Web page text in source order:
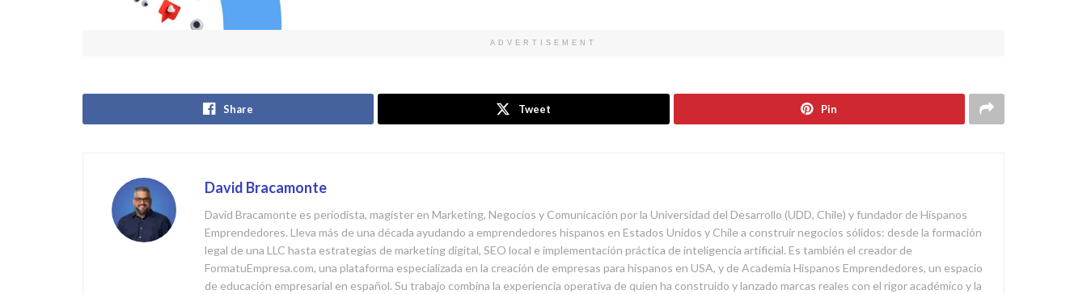
ADVERTISEMENT
Share Tweet Pin
David Bracamonte
David Bracamonte es periodista, magíster en Marketing, Negocios y Comunicación por la Universidad del Desarrollo (UDD, Chile) y fundador de Hispanos
Emprendedores. Lleva más de una década ayudando a emprendedores hispanos en Estados Unidos y Chile a construir negocios sólidos: desde la formación
legal de una LLC hasta estrategias de marketing digital, SEO local e implementación práctica de inteligencia artificial. Es también el creador de
FormatuEmpresa.com, una plataforma especializada en la creación de empresas para hispanos en USA, y de Academia Hispanos Emprendedores, un espacio
de educación empresarial en español. Su trabajo combina la experiencia operativa de quien ha construido y lanzado marcas reales con el rigor académico y la